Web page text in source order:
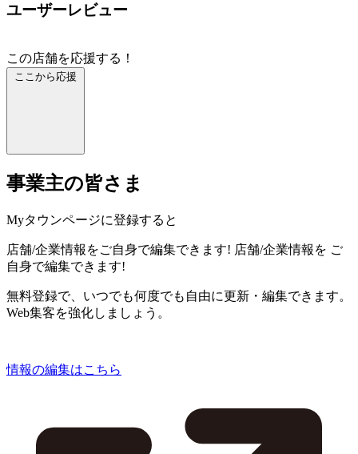
ユーザーレビュー
この店舗を応援する！
ここから応援
事業主の皆さま
Myタウンページに登録すると
店舗/企業情報をご自身で編集できます! 店舗/企業情報を ご
自身で編集できます!
無料登録で、いつでも何度でも自由に更新・編集できます。
Web集客を強化しましょう。
情報の編集はこちら